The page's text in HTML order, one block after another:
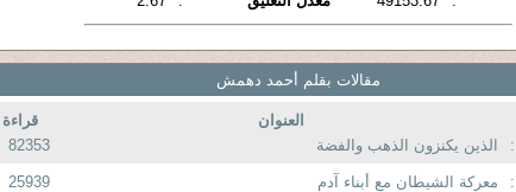
مقالات بقلم أحمد دهمش
العنوان
الذين يكنزون الذهب والفضة
قراءة
82353
معركة الشيطان مع أبناء آدم 25939